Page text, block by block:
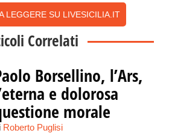
LEGGERE SU LIVESICILIA.IT
Correlati
Borsellino, l’Ars,
e dolorosa
morale
Roberto Puglisi